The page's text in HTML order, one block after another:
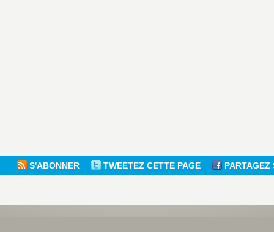
S'ABONNER TWEETEZ CETTE PAGE PARTAGEZ